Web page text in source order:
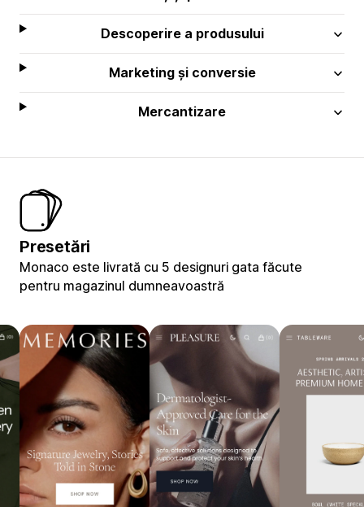
Descoperire a produsului
Marketing și conversie
Mercantizare
Presetări
Monaco este livrată cu 5 designuri gata făcute
pentru magazinul dumneavoastră